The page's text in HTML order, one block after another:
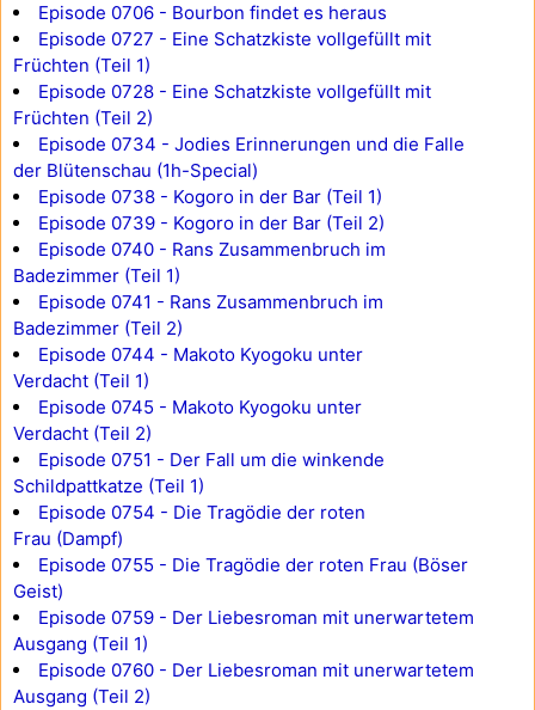
Episode 0706 - Bourbon findet es heraus
Episode 0727 - Eine Schatzkiste vollgefüllt mit
Früchten (Teil 1)
Episode 0728 - Eine Schatzkiste vollgefüllt mit
Früchten (Teil 2)
Episode 0734 - Jodies Erinnerungen und die Falle
der Blütenschau (1h-Special)
Episode 0738 - Kogoro in der Bar (Teil 1)
Episode 0739 - Kogoro in der Bar (Teil 2)
Episode 0740 - Rans Zusammenbruch im
Badezimmer (Teil 1)
Episode 0741 - Rans Zusammenbruch im
Badezimmer (Teil 2)
Episode 0744 - Makoto Kyogoku unter
Verdacht (Teil 1)
Episode 0745 - Makoto Kyogoku unter
Verdacht (Teil 2)
Episode 0751 - Der Fall um die winkende
Schildpattkatze (Teil 1)
Episode 0754 - Die Tragödie der roten
Frau (Dampf)
Episode 0755 - Die Tragödie der roten Frau (Böser
Geist)
Episode 0759 - Der Liebesroman mit unerwartetem
Ausgang (Teil 1)
Episode 0760 - Der Liebesroman mit unerwartetem
Ausgang (Teil 2)